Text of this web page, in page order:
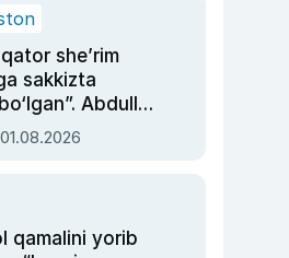
she’rim
sakkizta
Abdulla
siyosiy
asrab
qamalini yorib